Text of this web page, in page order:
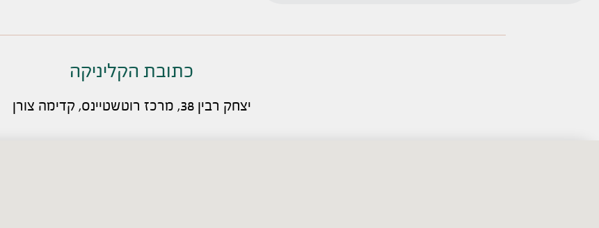
כתובת הקליניקה
יצחק רבין 38, מרכז רוטשטיינס, קדימה צורן